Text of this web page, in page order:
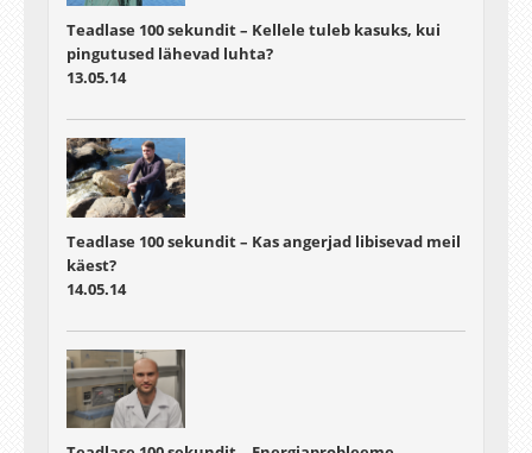
Teadlase 100 sekundit – Kellele tuleb kasuks, kui
pingutused lähevad luhta?
13.05.14
Teadlase 100 sekundit – Kas angerjad libisevad meil
käest?
14.05.14